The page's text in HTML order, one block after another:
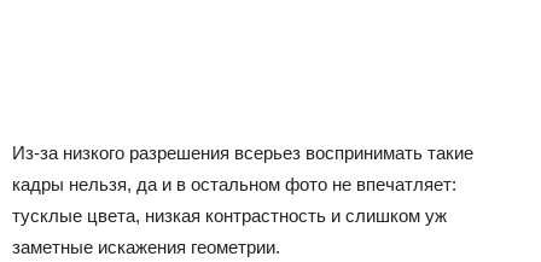
Из-за низкого разрешения всерьез воспринимать такие
кадры нельзя, да и в остальном фото не впечатляет:
тусклые цвета, низкая контрастность и слишком уж
заметные искажения геометрии.